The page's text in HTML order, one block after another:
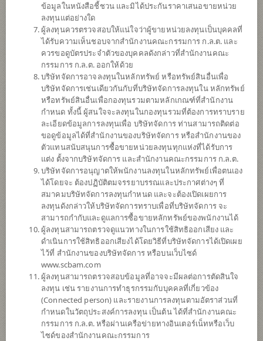
SCBSEMI(A)
ความเสี่ยงสูง
7
ตั้งแต่ต้นปี
+70.22%
วันที่ 5 สิงหาคม 2569
มูลค่าหน่วยลงทุน
36.0579
-0.1504
ข้อมูล ณ วันที่ 5 ส.ค. 2569
*ตามสกุลเงินของกองทุน
ข้อมูลสรุป
ผลการดำเนินงาน
ข้อมูลในหนังสือชี้ชวน และมิได้ประกันราคาเสนอขายหน่วย
ลงทุนแต่อย่างใด
ผู้ลงทุนควรตรวจสอบให้แน่ใจว่าผู้ขายหน่วยลงทุนเป็นบุคคลที่
ได้รับความเห็นชอบจากสำนักงานคณะกรรมการ ก.ล.ต. และ
ควรขอดูบัตรประจำตัวของบุคคลดังกล่าวที่สำนักงานคณะ
กรรมการ ก.ล.ต. ออกให้ด้วย
บริษัทจัดการอาจลงทุนในหลักทรัพย์ หรือทรัพย์สินอื่นเพื่อ
บริษัทจัดการเช่นเดียวกันกับที่บริษัทจัดการลงทุนใน หลักทรัพย์
หรือทรัพย์สินอื่นเพื่อกองทุนรวมตามหลักเกณฑ์ที่สำนักงาน
กำหนด ทั้งนี้ ผู้สนใจจะลงทุนในกองทุนรวมที่ต้องการทราบราย
ละเอียดข้อมูลการลงทุนเพื่อ บริษัทจัดการ ท่านสามารถติดต่อ
ขอดูข้อมูลได้ที่สำนักงานของบริษัทจัดการ หรือสำนักงานของ
ตัวแทนสนับสนุนการซื้อขายหน่วยลงทุนทุกแห่งที่ได้รับการ
แต่ง ตั้งจากบริษัทจัดการ และสำนักงานคณะกรรมการ ก.ล.ต.
บริษัทจัดการอนุญาตให้พนักงานลงทุนในหลักทรัพย์เพื่อตนเอง
ได้โดยจะ ต้องปฏิบัติตมจรรยาบรรณและประกาศต่างๆ ที่
สมาคมบริษัทจัดการลงทุนกำหนด และจะต้องเปิดเผยการ
ลงทุนดังกล่าวให้บริษัทจัดการทราบเพื่อที่บริษัทจัดการ จะ
สามารถกำกับและดูแลการซื้อขายหลักทรัพย์ของพนักงานได้
ผู้ลงทุนสามารถตรวจดูแนวทางในการใช้สิทธิออกเสียง และ
ดำเนินการใช้สิทธิออกเสียงได้โดยวิธีที่บริษัทจัดการได้เปิดเผย
ไว้ที่ สำนักงานของบริษัทจัดการ หรือบนเว็บไซด์
www.scbam.com
ผู้ลงทุนสามารถตรวจสอบข้อมูลที่อาจจะมีผลต่อการตัดสินใจ
ลงทุน เช่น รายงานการทำธุรกรรมกับบุคคลที่เกี่ยวข้อง
(Connected person) และรายงานการลงทุนตามอัตราส่วนที่
กำหนดในวัตถุประสงค์การลงทุน เป็นต้น ได้ที่สำนักงานคณะ
กรรมการ ก.ล.ต. หรือผ่านเครือข่ายทางอินเตอร์เน็ทหรือเว็บ
ไซด์ของสำนักงานคณะกรรมการ